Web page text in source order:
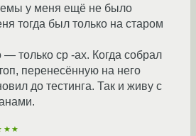
у меня ещё не было
тогда был только на старом
— только cp -ax. Когда собрал
перенесённую на него
до тестинга. Так и живу с